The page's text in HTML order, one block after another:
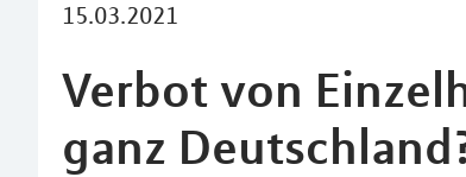
15.03.2021
Verbot von
ganz